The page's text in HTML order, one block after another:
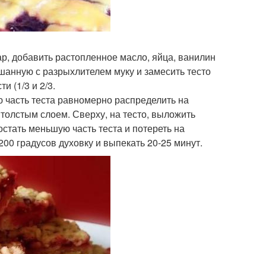
добавить растопленное масло, яйца, ванилин
с разрыхлителем муку и замесить тесто
(1/3 и 2/3.
теста равномерно распределить на
слоем. Сверху, на тесто, выложить
меньшую часть теста и потереть на
градусов духовку и выпекать 20-25 минут.